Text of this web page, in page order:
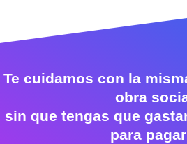
Te cuidamos con la
obra
sin que tengas que
para